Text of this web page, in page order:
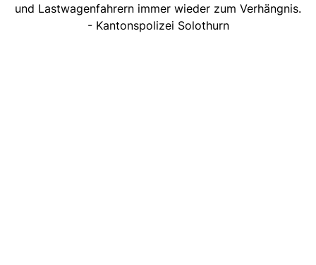
und Lastwagenfahrern immer wieder zum Verhängnis.
- Kantonspolizei Solothurn